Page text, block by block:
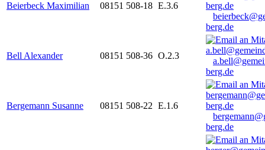
Beierbeck Maximilian 08151 508-18 E.3.6
berg.de
Bell Alexander 08151 508-36 O.2.3
berg.de
Bergemann Susanne 08151 508-22 E.1.6
berg.de